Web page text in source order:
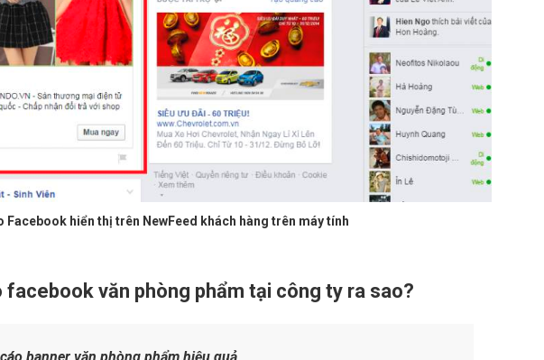
Facebook hiển thị trên NewFeed khách hàng trên máy tính
facebook văn phòng phẩm tại công ty ra sao?